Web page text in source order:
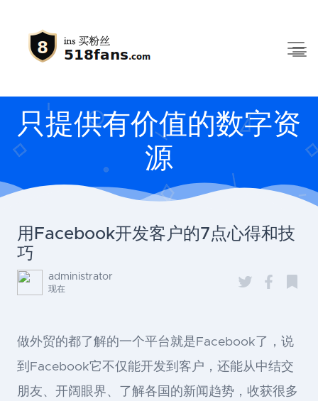
只提供有价值的数字资
源
用Facebook开发客户的7点心得和技
巧
administrator
现在
做外贸的都了解的一个平台就是Facebook了，说
到Facebook它不仅能开发到客户，还能从中结交
朋友、开阔眼界、了解各国的新闻趋势，收获很多